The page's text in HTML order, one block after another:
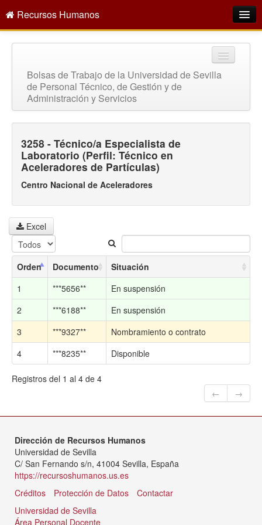
Recursos Humanos
Oferta empleo público
Directorio
Servicios
Buscar
Bolsas de Trabajo de la Universidad de Sevilla
de Personal Técnico, de Gestión y de
Administración y Servicios
3258 - Técnico/a Especialista de
Laboratorio (Perfil: Técnico en
Aceleradores de Partículas)
Centro Nacional de Aceleradores
Excel
Orden Documento
Situación
1
***5656**
En suspensión
2
***6188**
En suspensión
3
***9327**
Nombramiento o contrato
4
***8235** Disponible
Registros del 1 al 4 de 4
←
→
Dirección de Recursos Humanos
Universidad de Sevilla
C/ San Fernando s/n, 41004 Sevilla, España
https://recursoshumanos.us.es
Créditos
Protección de Datos
Contactar
Universidad de Sevilla
Área Personal Docente